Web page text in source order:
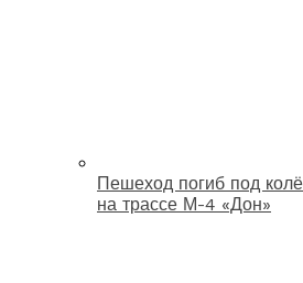
Пешеход погиб под
на трассе М-4 «Дон»